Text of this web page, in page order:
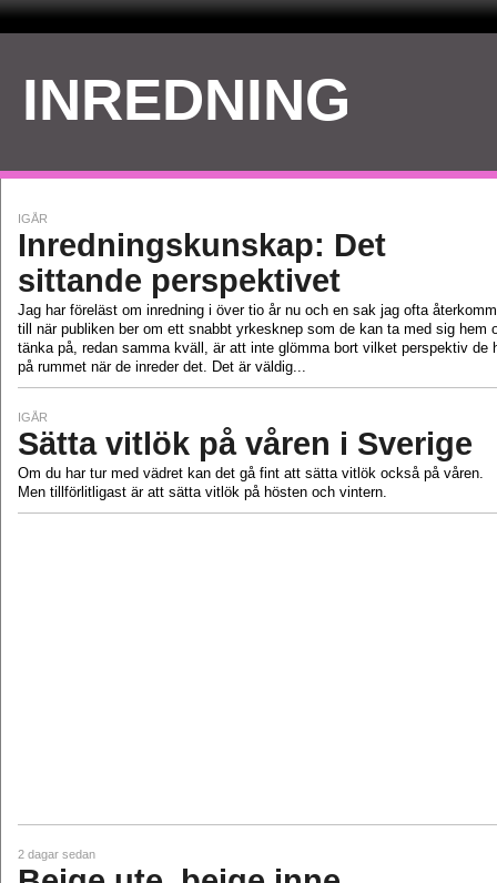
INREDNING
IGÅR
Inredningskunskap: Det
sittande perspektivet
Jag har föreläst om inredning i över tio år nu och en sak jag ofta
till när publiken ber om ett snabbt yrkesknep som de kan ta med sig hem
tänka på, redan samma kväll, är att inte glömma bort vilket perspektiv de
på rummet när de inreder det. Det är väldig...
IGÅR
Sätta vitlök på våren i Sverige
Om du har tur med vädret kan det gå fint att sätta vitlök också på våren.
Men tillförlitligast är att sätta vitlök på hösten och vintern.
2 dagar sedan